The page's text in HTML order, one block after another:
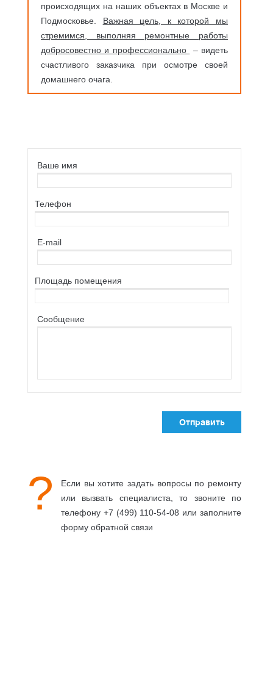
происходящих на наших объектах в Москве и
Подмосковье. Важная цель, к которой мы
стремимся, выполняя ремонтные работы
добросовестно и профессионально
– видеть
счастливого заказчика при осмотре своей
домашнего очага.
Ваше имя
Телефон
E-mail
Площaдь помещения
Сообщение
?
Если вы хотите задать вопросы по ремонту
или вызвать специалиста, то звоните по
телефону +7 (499) 110-54-08 или заполните
форму обратной связи